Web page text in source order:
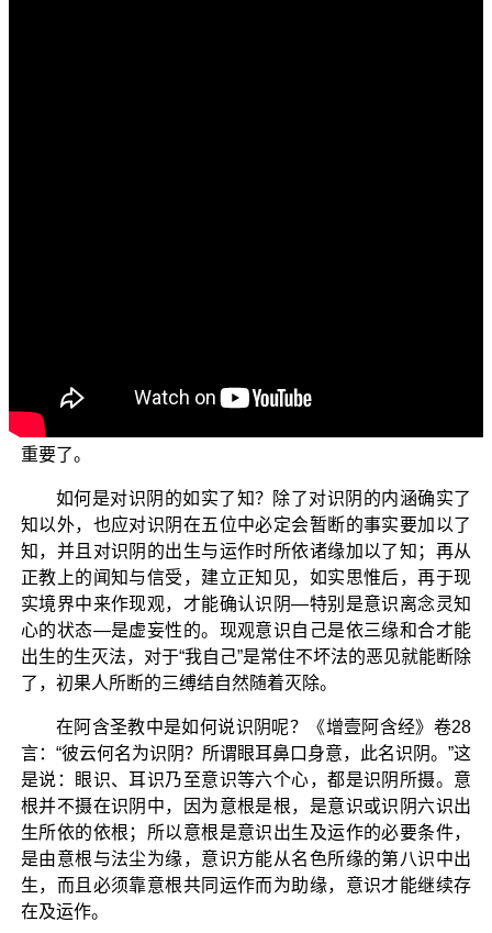
菩提道的修学；因此对识阴如实了知，并确认识阴的虚妄
无常性，对修学解脱道及大乘菩提道的人而言，就变得很
重要了。
如何是对识阴的如实了知？除了对识阴的内涵确实了
知以外，也应对识阴在五位中必定会暂断的事实要加以了
知，并且对识阴的出生与运作时所依诸缘加以了知；再从
正教上的闻知与信受，建立正知见，如实思惟后，再于现
实境界中来作现观，才能确认识阴—特别是意识离念灵知
心的状态—是虚妄性的。现观意识自己是依三缘和合才能
出生的生灭法，对于“我自己”是常住不坏法的恶见就能断除
了，初果人所断的三缚结自然随着灭除。
在阿含圣教中是如何说识阴呢？《增壹阿含经》卷28
言：“彼云何名为识阴？所谓眼耳鼻口身意，此名识阴。”这
是说：眼识、耳识乃至意识等六个心，都是识阴所摄。意
根并不摄在识阴中，因为意根是根，是意识或识阴六识出
生所依的依根；所以意根是意识出生及运作的必要条件，
是由意根与法尘为缘，意识方能从名色所缘的第八识中出
生，而且必须靠意根共同运作而为助缘，意识才能继续存
在及运作。